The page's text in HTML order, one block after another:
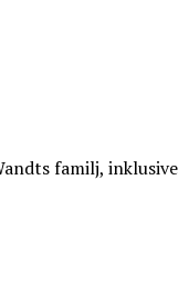
familj, inklusive